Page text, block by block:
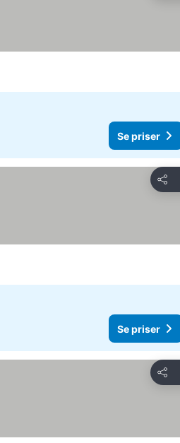
Se priser
Del
Se priser
Del